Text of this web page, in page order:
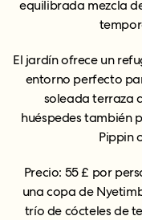
equilibrada mezcla
El jardín ofrece un
entorno perfecto
soleada terraza
huéspedes también
Pippin
Precio: 55 £ por
una copa de
trío de cócteles de